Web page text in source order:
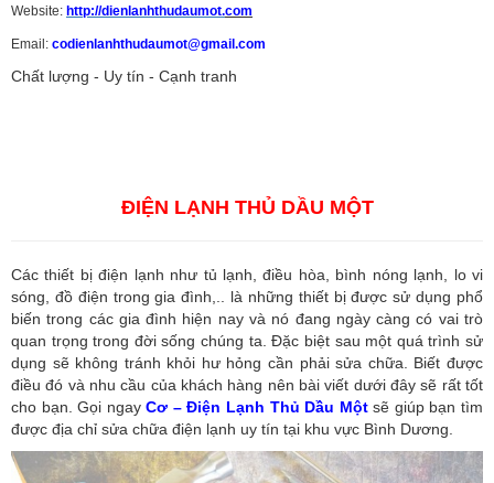
Website: http://dienlanhthudaumot.com
Email: codienlanhthudaumot@gmail.com
Chất lượng - Uy tín - Cạnh tranh
ĐIỆN LẠNH THỦ DẦU MỘT
Các thiết bị điện lạnh như tủ lạnh, điều hòa, bình nóng lạnh, lo vi
sóng, đồ điện trong gia đình,.. là những thiết bị được sử dụng phổ
biến trong các gia đình hiện nay và nó đang ngày càng có vai trò
quan trọng trong đời sống chúng ta. Đặc biệt sau một quá trình sử
dụng sẽ không tránh khỏi hư hỏng cần phải sửa chữa. Biết được
điều đó và nhu cầu của khách hàng nên bài viết dưới đây sẽ rất tốt
cho bạn. Gọi ngayCơ – Điện Lạnh Thủ Dầu Một sẽ giúp bạn tìm
được địa chỉ sửa chữa điện lạnh uy tín tại khu vực Bình Dương.